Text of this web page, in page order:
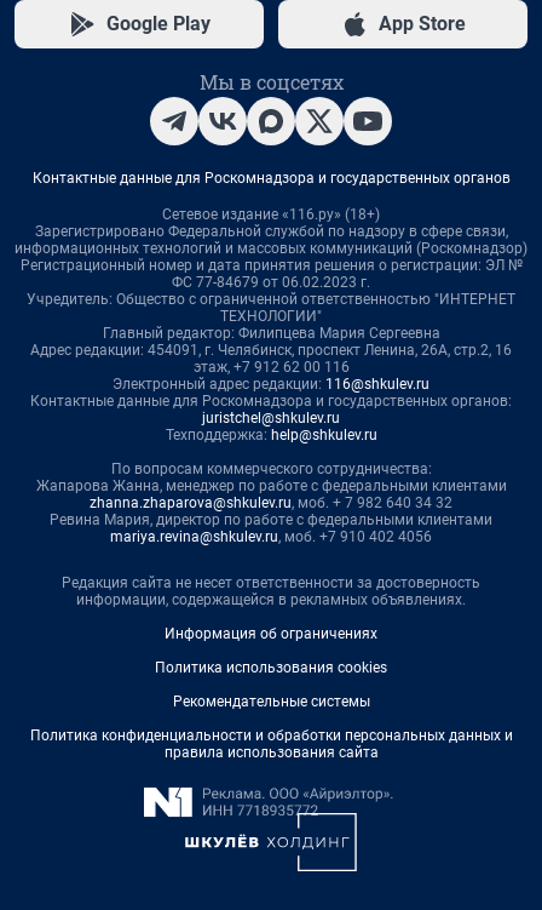
Google Play App Store
Мы в соцсетях
Контактные данные для Роскомнадзора и государственных органов
Сетевое издание «116.ру» (18+)
Зарегистрировано Федеральной службой по надзору в сфере связи,
информационных технологий и массовых коммуникаций (Роскомнадзор)
Регистрационный номер и дата принятия решения о регистрации: ЭЛ №
ФС 77-84679 от 06.02.2023 г.
Учредитель: Общество с ограниченной ответственностью "ИНТЕРНЕТ
ТЕХНОЛОГИИ"
Главный редактор: Филипцева Мария Сергеевна
Адрес редакции: 454091, г. Челябинск, проспект Ленина, 26А, стр.2, 16
этаж, +7 912 62 00 116
Электронный адрес редакции: 116@shkulev.ru
Контактные данные для Роскомнадзора и государственных органов:
juristchel@shkulev.ru
Техподдержка: help@shkulev.ru
По вопросам коммерческого сотрудничества:
Жапарова Жанна, менеджер по работе с федеральными клиентами
zhanna.zhaparova@shkulev.ru, моб. + 7 982 640 34 32
Ревина Мария, директор по работе с федеральными клиентами
mariya.revina@shkulev.ru, моб. +7 910 402 4056
Редакция сайта не несет ответственности за достоверность
информации, содержащейся в рекламных объявлениях.
Информация об ограничениях
Политика использования cookies
Рекомендательные системы
Политика конфиденциальности и обработки персональных данных и
правила использования сайта